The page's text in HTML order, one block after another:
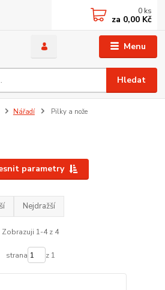
Menu
Hledat
0 ks
za 0,00 Kč
Nářadí Pilky a nože
parametry
Nejdražší
Zobrazuji 1-4 z 4
strana z 1